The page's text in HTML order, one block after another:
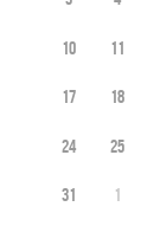
10 11
17 18
24 25
31 1